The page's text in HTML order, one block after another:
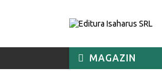
MAGAZIN